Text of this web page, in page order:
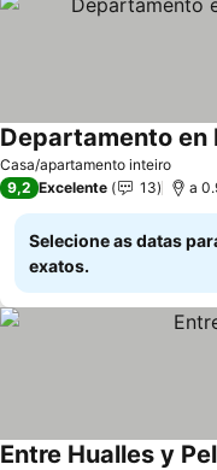
Casa/apartamento inteiro
Departamento en
9,2 Excelente 13 a
Selecione as datas
exatos.
Entre Hualles y